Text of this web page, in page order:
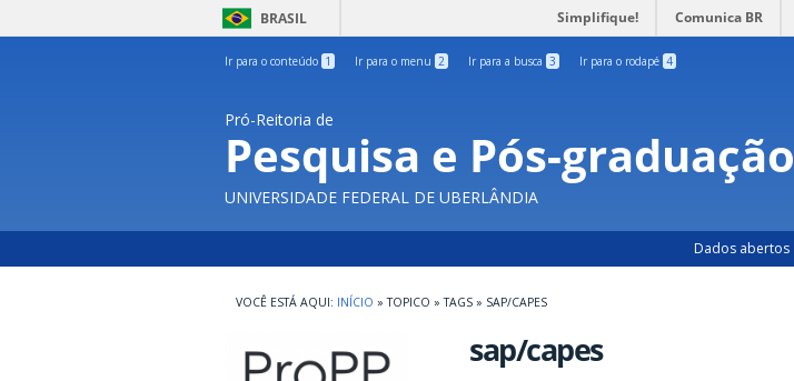
BRASIL Simplifique! Comunica BR
Ir para o conteúdo 1 Ir para o menu 2 Ir para a busca 3 Ir para o rodapé 4
Pró-Reitoria de
Pesquisa e Pós-graduação
UNIVERSIDADE FEDERAL DE UBERLÂNDIA
Dados abertos
INÍCIO » TOPICO » TAGS » SAP/CAPES
sap/capes